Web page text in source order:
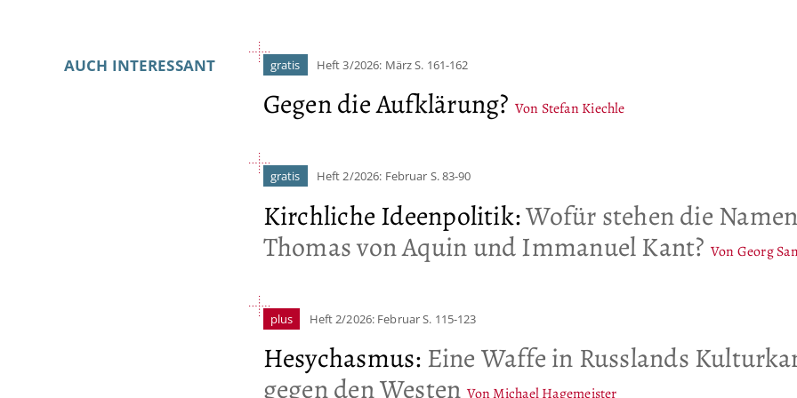
AUCH INTERESSANT gratis Heft 3/2026: MärzS. 161-162
Gegen die Aufklärung? Von Stefan Kiechle
gratis Heft 2/2026: Februar S. 83-90
Kirchliche Ideenpolitik:Wofür stehen die Namen
Thomas von Aquin und Immanuel Kant? Von Georg
plus Heft 2/2026: FebruarS. 115-123
Hesychasmus: Eine Waffe in Russlands
gegen den Westen Von Michael Hagemeister